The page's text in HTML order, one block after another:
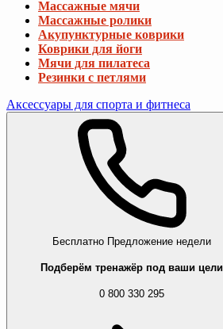
Массажные мячи
Массажные ролики
Акупунктурные коврики
Коврики для йоги
Мячи для пилатеса
Резинки с петлями
Аксессуары для спорта и фитнеса
Бесплатно Предложение недели
Подберём тренажёр под ваши цели
0 800 330 295